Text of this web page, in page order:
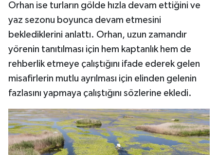
Orhan ise turların gölde hızla devam ettiğini ve
yaz sezonu boyunca devam etmesini
beklediklerini anlattı. Orhan, uzun zamandır
yörenin tanıtılması için hem kaptanlık hem de
rehberlik etmeye çalıştığını ifade ederek gelen
misafirlerin mutlu ayrılması için elinden gelenin
fazlasını yapmaya çalıştığını sözlerine ekledi.